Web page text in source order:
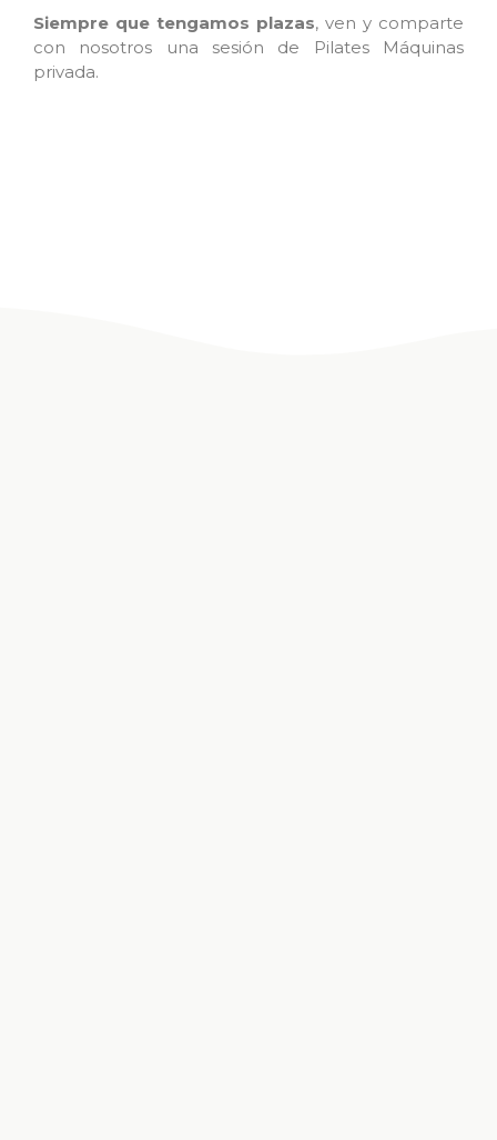
Siempre que tengamos plazas, ven y comparte
con nosotros una sesión de Pilates Máquinas
privada.